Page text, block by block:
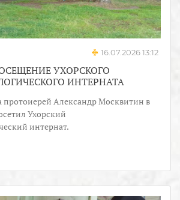
16.07.2026 13:12
УХОРСКОГО
ИНТЕРНАТА
протоиерей Александр Москвитин в
Ухорский
интернат.